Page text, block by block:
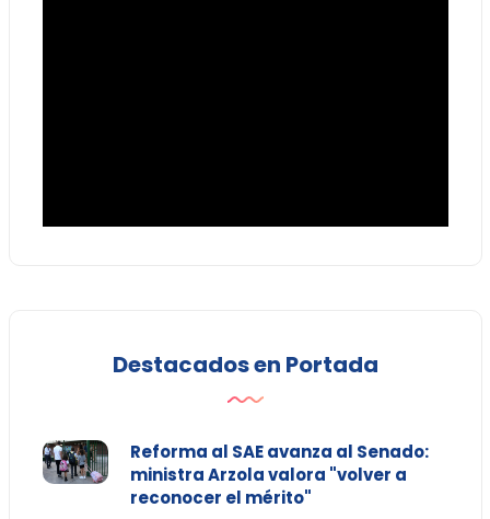
Destacados en Portada
Reforma al SAE avanza al Senado:
ministra Arzola valora "volver a
reconocer el mérito"